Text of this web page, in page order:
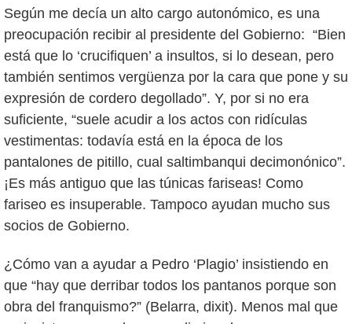
Según me decía un alto cargo autonómico, es una
preocupación recibir al presidente del Gobierno: “Bien
está que lo ‘crucifiquen’ a insultos, si lo desean, pero
también sentimos vergüenza por la cara que pone y su
expresión de cordero degollado”. Y, por si no era
suficiente, “suele acudir a los actos con ridículas
vestimentas: todavía está en la época de los
pantalones de pitillo, cual saltimbanqui decimonónico”.
¡Es más antiguo que las túnicas fariseas! Como
fariseo es insuperable. Tampoco ayudan mucho sus
socios de Gobierno.
¿Cómo van a ayudar a Pedro ‘Plagio’ insistiendo en
que “hay que derribar todos los pantanos porque son
obra del franquismo?” (Belarra, dixit). Menos mal que